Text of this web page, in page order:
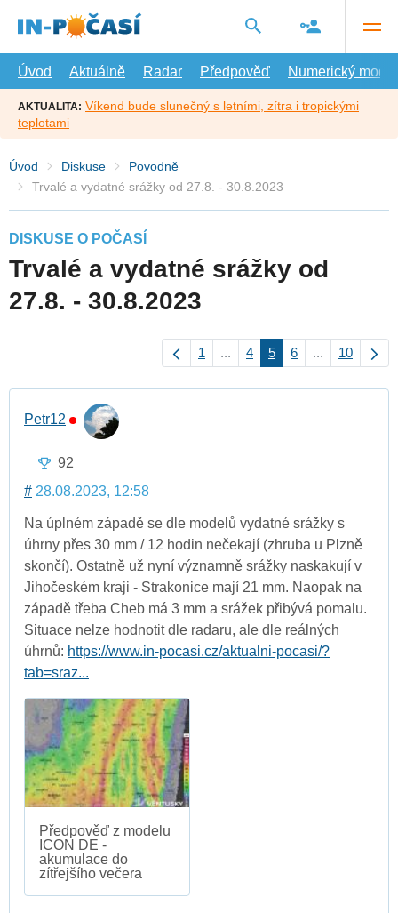
hlavní
Úvod
Aktuálně Radar Předpověď Numerický model
AKTUALITA: Víkend bude slunečný s letními, zítra i tropickými
teplotami
Úvod Diskuse
Povodně
Trvalé a vydatné srážky od 27.8. - 30.8.2023
DISKUSE O POČASÍ
Trvalé a vydatné srážky od
27.8. - 30.8.2023
1 ... 4 5 6 ... 10
Petr12
92
# 28.08.2023, 12:58
Na úplném západě se dle modelů vydatné srážky s
úhrny přes 30 mm / 12 hodin nečekají (zhruba u Plzně
skončí). Ostatně už nyní významně srážky naskakují v
Jihočeském kraji - Strakonice mají 21 mm. Naopak na
západě třeba Cheb má 3 mm a srážek přibývá pomalu.
Situace nelze hodnotit dle radaru, ale dle reálných
úhrnů: https://www.in-pocasi.cz/aktualni-pocasi/?
tab=sraz...
Předpověď z modelu
ICON DE -
akumulace do
zítřejšího večera